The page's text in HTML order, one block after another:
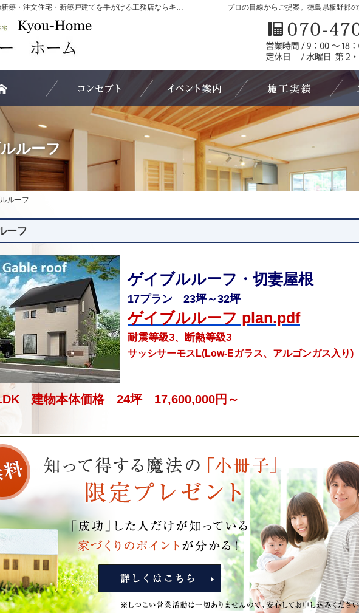
ルーフ
プロの目線からご提案。徳島県板野郡
徳島県板野郡の新築・注文住宅・新築戸建てを手がける工務店ならキューホーム
ルーフ
ーフ
ゲイブルルーフ・切妻屋根
17プラン 23坪～32坪
ゲイブルルーフ plan.pdf
耐震等級3、断熱等級3
サッシサーモスL(Low-Eガラス、アルゴンガス入り)
建物本体価格 24坪 17,600,000円～
ルーフ
自然素材派のこだわり住宅 素